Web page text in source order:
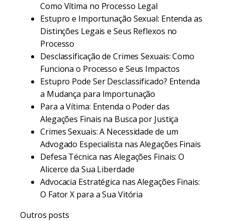
Como Vítima no Processo Legal
Estupro e Importunação Sexual: Entenda as
Distinções Legais e Seus Reflexos no
Processo
Desclassificação de Crimes Sexuais: Como
Funciona o Processo e Seus Impactos
Estupro Pode Ser Desclassificado? Entenda
a Mudança para Importunação
Para a Vítima: Entenda o Poder das
Alegações Finais na Busca por Justiça
Crimes Sexuais: A Necessidade de um
Advogado Especialista nas Alegações Finais
Defesa Técnica nas Alegações Finais: O
Alicerce da Sua Liberdade
Advocacia Estratégica nas Alegações Finais:
O Fator X para a Sua Vitória
Outros posts